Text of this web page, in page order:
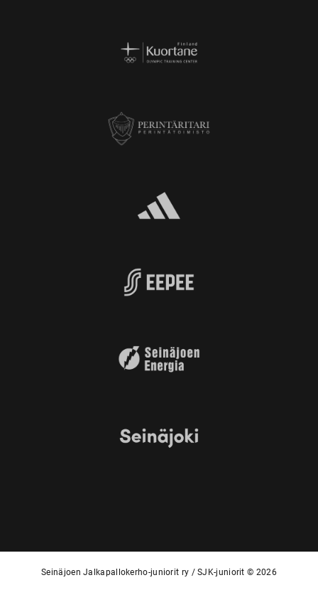
Seinäjoen Jalkapallokerho-juniorit ry / SJK-juniorit © 2026